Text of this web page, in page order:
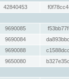
42840453
9690085
9690084
9690088
9650080